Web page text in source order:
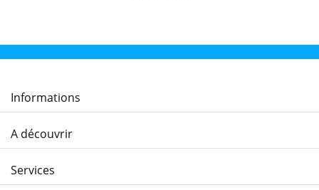
Informations
A découvrir
Services